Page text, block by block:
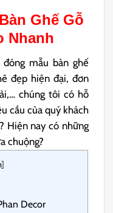
Bàn Ghế Gỗ
Nhanh
đóng mẫu bàn ghế
đẹp hiện đại, đơn
chúng tôi có hỗ
cầu của quý khách
Hiện nay có những
chuộng?
]
Decor